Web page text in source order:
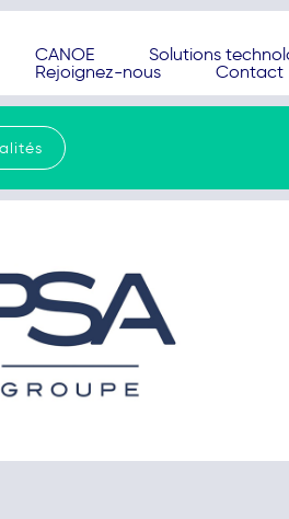
CANOE
Solutions
Rejoignez-nous
Contact